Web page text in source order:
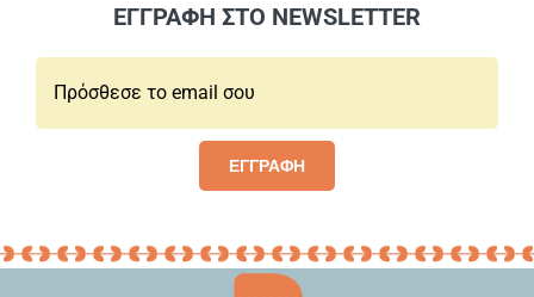
ΕΓΓΡΑΦΗ ΣΤΟ NEWSLETTER
ΕΓΓΡΑΦΗ